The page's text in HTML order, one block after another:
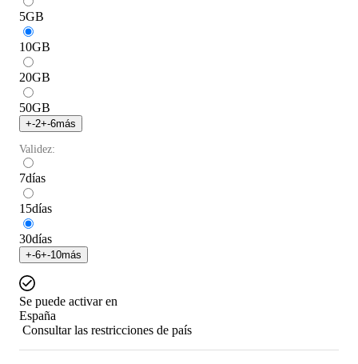
5GB
10GB
20GB
50GB
+-2+-6más
Validez:
7días
15días
30días
+-6+-10más
Se puede activar en
España
Consultar las restricciones de país